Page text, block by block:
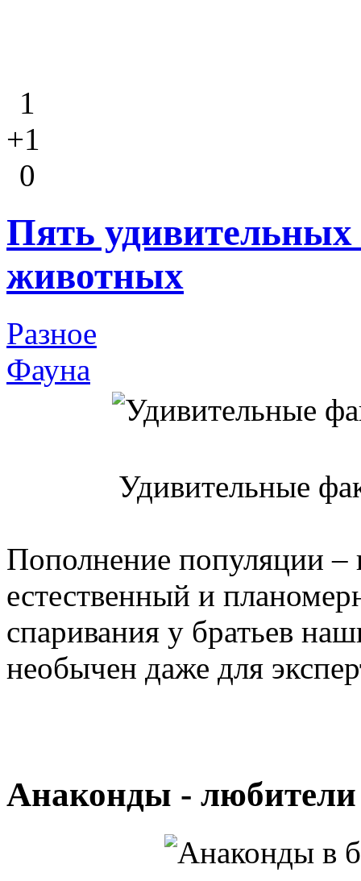
1
+1
0
Пять удивительных
животных
Разное
Фауна
Удивительные
Пополнение популяции –
естественный и
спаривания у братьев
необычен даже для
Анаконды -